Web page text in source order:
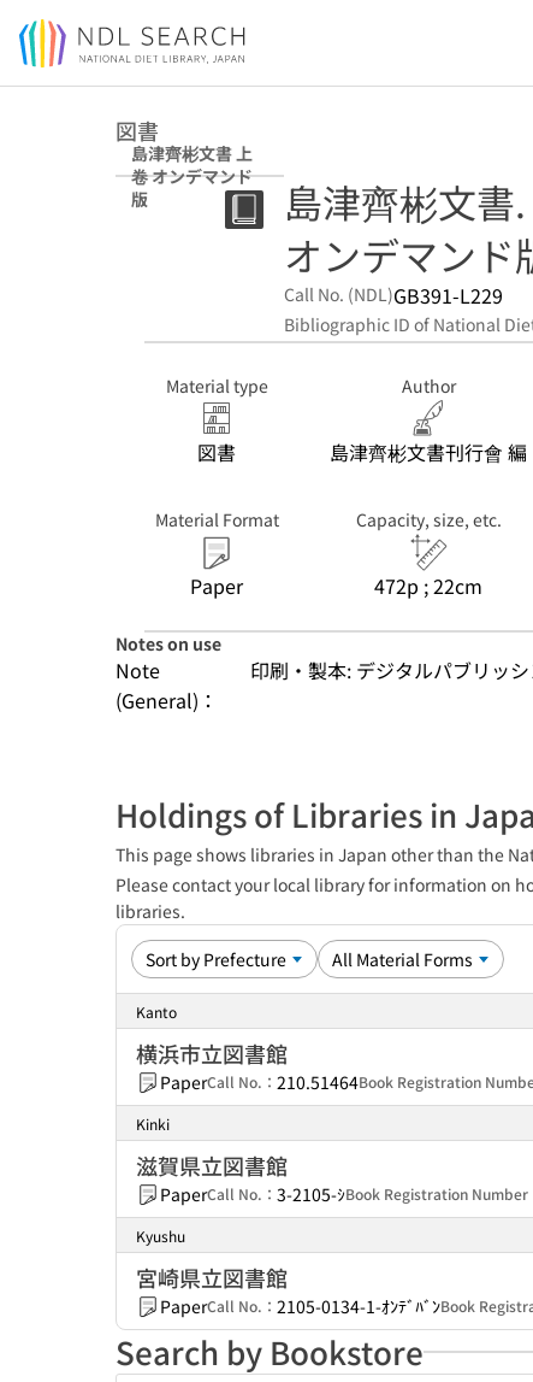
Jump to main content
図書
島津齊彬文書 上
卷 オンデマンド
版
島津齊彬文書
オンデマンド
Call No. (NDL)GB391-L229
Bibliographic ID of National
Material type
図書
Author
島津齊彬文書刊行會 編
Material Format
Paper
Capacity, size, etc.
472p ; 22cm
Notes on use
Note
(General)：
印刷・製本: デジタルパブリッ
Holdings of Libraries in
This page shows libraries in Japan other than the
Please contact your local library for information on
libraries.
Kanto
横浜市立図書館
PaperCall No.： 210.51464Book Registration
Kinki
滋賀県立図書館
PaperCall No.： 3-2105-ｼBook Registration Number
Kyushu
宮崎県立図書館
PaperCall No.： 2105-0134-1-ｵﾝﾃﾞﾊﾞﾝBook
Search by Bookstore